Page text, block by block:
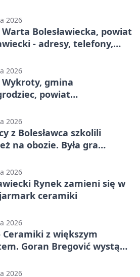
2026
Bolesławiecka, powiat
- adresy, telefony,
2026
gmina
powiat
otwarcia
2026
z Bolesławca szkolili
na obozie. Była gra
2026
Rynek zamieni się w
ceramiki
2026
Ceramiki z większym
Goran Bregović wystąpi
2026